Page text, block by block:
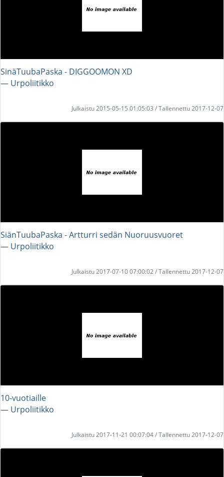
SinäTuubaPaska - DIGGOOMON XD
― Urpoliitikko
Julkaistu 2015-05-15 01:05:03 / Tallennettu 2017-12-07
SiänTuubaPaska - Artturri sedän Nuoruusvuoret
― Urpoliitikko
Julkaistu 2017-07-10 07:00:02 / Tallennettu 2017-12-07
10-vuotiaille
― Urpoliitikko
Julkaistu 2017-11-21 00:07:04 / Tallennettu 2017-12-07